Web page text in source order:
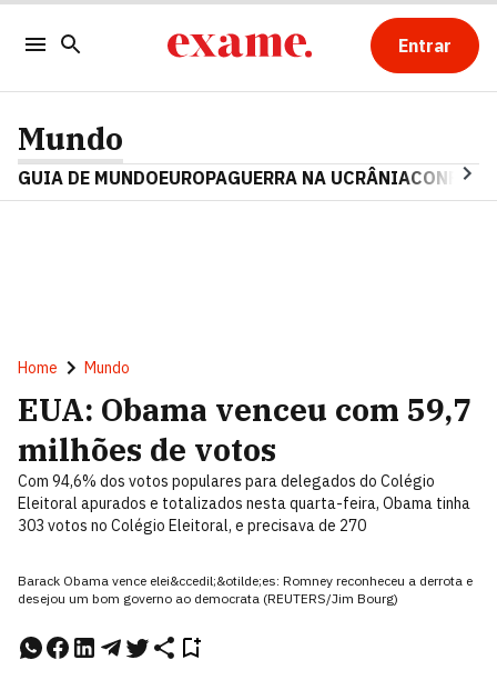
Entrar
Mundo
GUIA DE MUNDOEUROPAGUERRA NA UCRÂNIA
Home Mundo
EUA: Obama venceu com 59,7
milhões de votos
Com 94,6% dos votos populares para delegados do Colégio
Eleitoral apurados e totalizados nesta quarta-feira, Obama tinha
303 votos no Colégio Eleitoral, e precisava de 270
Barack Obama vence elei&ccedil;&otilde;es: Romney reconheceu a derrota e
desejou um bom governo ao democrata (REUTERS/Jim Bourg)